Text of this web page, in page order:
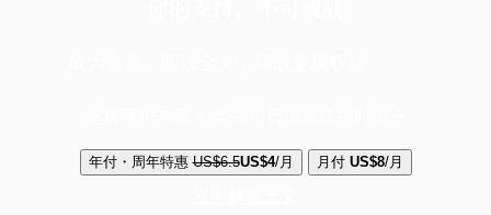
年付・周年特惠 US$6.5US$4/月 月付 US$8/月